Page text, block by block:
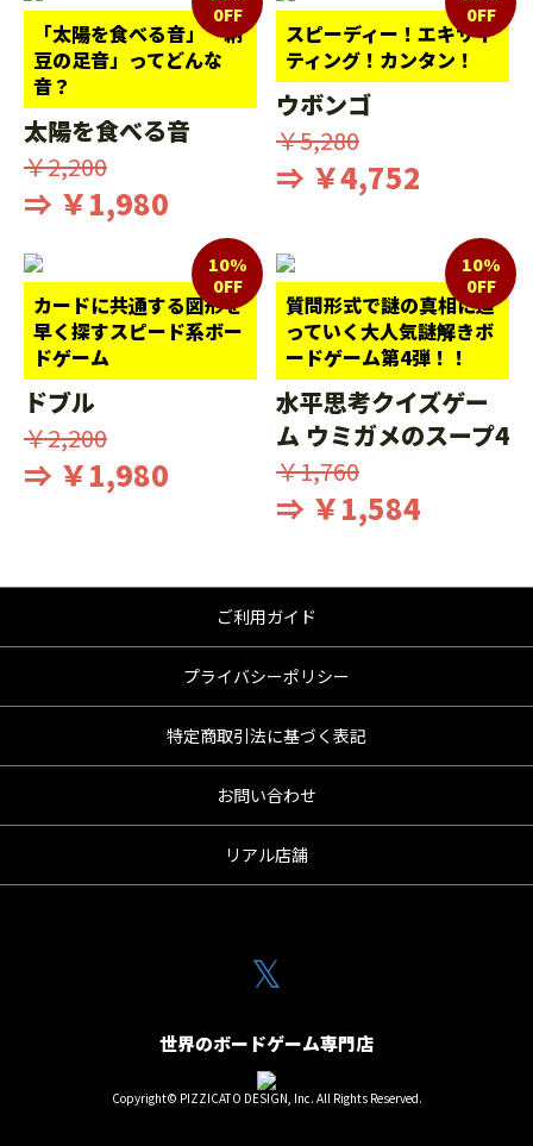
「太陽を食べる音」「納
豆の足音」ってどんな
音？
0FF
太陽を食べる音
￥2,200
⇒ ￥1,980
スピーディー！エキサイ
ティング！カンタン！
0FF
ウボンゴ
￥5,280
⇒ ￥4,752
カードに共通する図形を
早く探すスピード系ボー
ドゲーム
10%
0FF
ドブル
￥2,200
⇒ ￥1,980
質問形式で謎の真相に迫
っていく大人気謎解きボ
ードゲーム第4弾！！
10%
0FF
水平思考クイズゲー
ム ウミガメのスープ4
￥1,760
⇒ ￥1,584
ご利用ガイド
プライバシーポリシー
特定商取引法に基づく表記
お問い合わせ
リアル店舗
𝕏
世界のボードゲーム専門店
Copyright© PIZZICATO DESIGN, Inc. All Rights Reserved.